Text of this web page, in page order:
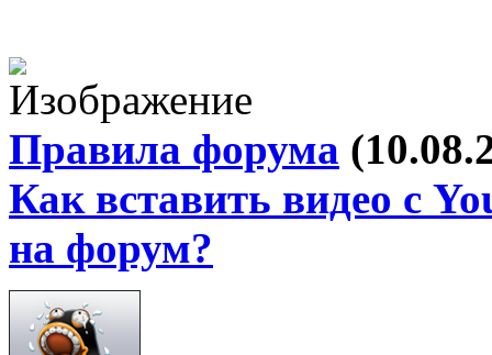
Правила форума
Как вставить видео с
на форум?